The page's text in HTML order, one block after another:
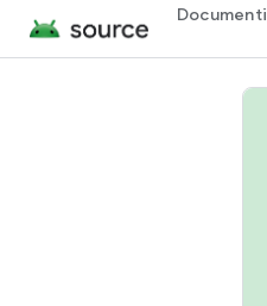
Documenti